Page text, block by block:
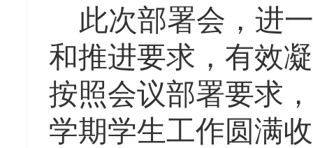
此次部署会，进
和推进要求，有效
按照会议部署要求
学期学生工作圆满